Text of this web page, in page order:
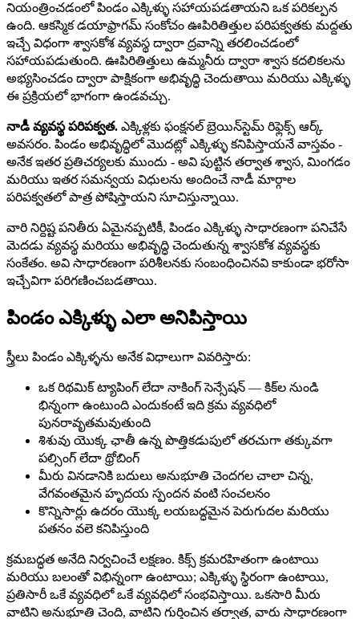
నియంత్రించడంలో పిండం ఎక్కిళ్ళు సహాయపడతాయని ఒక పరికల్పన
ఉంది. ఆకస్మిక డయాఫ్రాగమ్ సంకోచం ఊపిరితిత్తుల పరిపక్వతకు మద్దతు
ఇచ్చే విధంగా శ్వాసకోశ వ్యవస్థ ద్వారా ద్రవాన్ని తరలించడంలో
సహాయపడుతుంది. ఊపిరితిత్తులు ఉమ్మనీరు ద్వారా శ్వాస కదలికలను
అభ్యసించడం ద్వారా పాక్షికంగా అభివృద్ధి చెందుతాయి మరియు ఎక్కిళ్ళు
ఈ ప్రక్రియలో భాగంగా ఉండవచ్చు.
నాడీ వ్యవస్థ పరిపక్వత. ఎక్కిళ్లకు ఫంక్షనల్ బ్రెయిన్‌స్టెమ్ రిఫ్లెక్స్ ఆర్క్
అవసరం. పిండం అభివృద్ధిలో మొదట్లో ఎక్కిళ్ళు కనిపిస్తాయనే వాస్తవం -
అనేక ఇతర ప్రతిచర్యలకు ముందు - అవి పుట్టిన తర్వాత శ్వాస, మింగడం
మరియు ఇతర సమన్వయ విధులను అందించే నాడీ మార్గాల
పరిపక్వతలో పాత్ర పోషిస్తాయని సూచిస్తున్నాయి.
వారి నిర్దిష్ట పనితీరు ఏమైనప్పటికీ, పిండం ఎక్కిళ్ళు సాధారణంగా పనిచేసే
మెదడు వ్యవస్థ మరియు అభివృద్ధి చెందుతున్న శ్వాసకోశ వ్యవస్థకు
సంకేతం. అవి సాధారణంగా పరిశీలనకు సంబంధించినవి కాకుండా భరోసా
ఇచ్చేవిగా పరిగణించబడతాయి.
పిండం ఎక్కిళ్ళు ఎలా అనిపిస్తాయి
స్త్రీలు పిండం ఎక్కిళ్ళను అనేక విధాలుగా వివరిస్తారు:
ఒక రిథమిక్ ట్యాపింగ్ లేదా నాకింగ్ సెన్సేషన్ — కిక్‌ల నుండి
భిన్నంగా ఉంటుంది ఎందుకంటే ఇది క్రమ వ్యవధిలో
పునరావృతమవుతుంది
శిశువు యొక్క ఛాతీ ఉన్న పొత్తికడుపులో తరచుగా తక్కువగా
పల్సింగ్ లేదా థ్రోబింగ్
మీరు వినడానికి బదులు అనుభూతి చెందగల చాలా చిన్న,
వేగవంతమైన హృదయ స్పందన వంటి సంచలనం
కొన్నిసార్లు ఉదరం యొక్క లయబద్ధమైన పెరుగుదల మరియు
పతనం వలె కనిపిస్తుంది
క్రమబద్ధత అనేది నిర్వచించే లక్షణం. కిక్స్ క్రమరహితంగా ఉంటాయి
మరియు బలంతో విభిన్నంగా ఉంటాయి; ఎక్కిళ్ళు స్థిరంగా ఉంటాయి,
ప్రతిసారీ ఒకే వ్యవధిలో ఒకే వ్యవధిలో సంభవిస్తాయి. ఒకసారి మీరు
వాటిని అనుభూతి చెంది, వాటిని గుర్తించిన తర్వాత, వారు సాధారణంగా